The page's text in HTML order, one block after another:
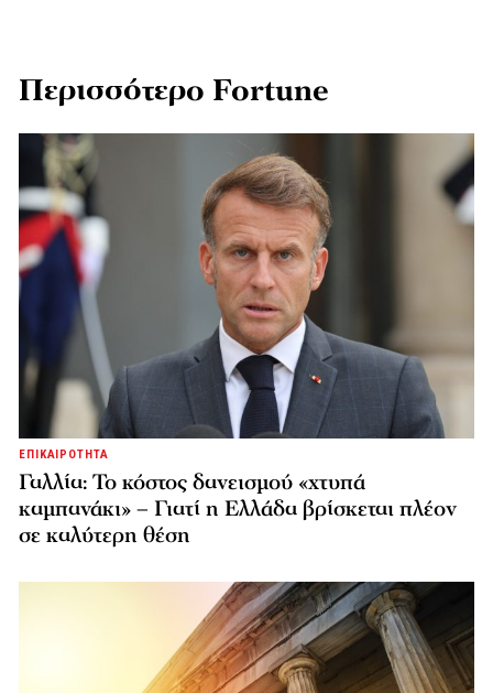
Περισσότερο Fortune
ΕΠΙΚΑΙΡΟΤΗΤΑ
Γαλλία: Το κόστος δανεισμού «χτυπά
καμπανάκι» – Γιατί η Ελλάδα βρίσκεται πλέον
σε καλύτερη θέση